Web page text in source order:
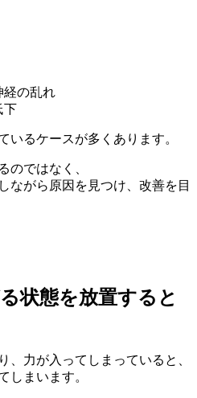
経の乱れ
下
いるケースが多くあります。
のではなく、
ながら原因を見つけ、改善を目
状態を放置すると
、力が入ってしまっていると、
しまいます。